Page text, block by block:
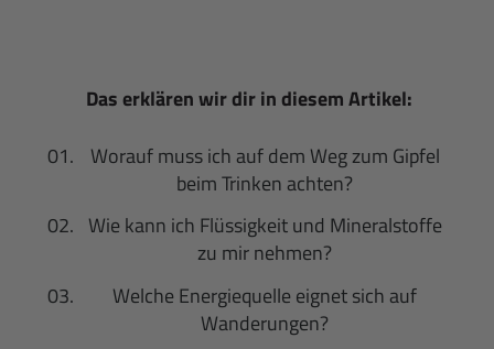
Das erklären wir dir in diesem Artikel:
Worauf muss ich auf dem Weg zum Gipfel
beim Trinken achten?
Wie kann ich Flüssigkeit und Mineralstoffe
zu mir nehmen?
Welche Energiequelle eignet sich auf
Wanderungen?